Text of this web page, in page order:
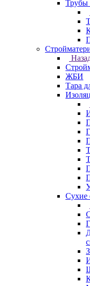
Трубы
ЖБИ
Тара
Сухие